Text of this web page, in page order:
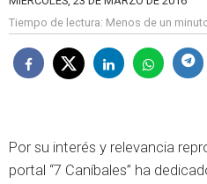
Tiempo de lectura: Menos de un
Por su interés y relevancia
portal “7 Caníbales” ha